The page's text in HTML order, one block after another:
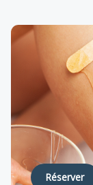
Réserver